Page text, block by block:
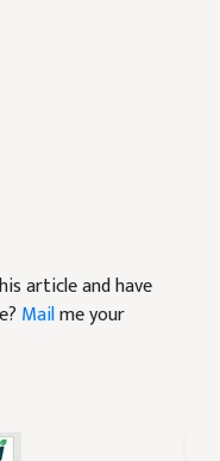
article and have
Mailme your